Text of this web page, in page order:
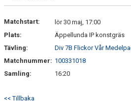
Matchstart:
lör 30 maj, 17:00
Plats:
Äppellunda IP konstgräs
Tävling:
Div 7B Flickor Vår
Matchnummer: 100331018
Samling:
16:20
<< Tillbaka